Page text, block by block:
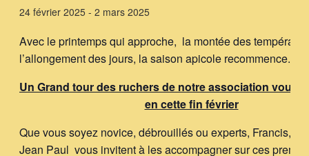
24 février 2025- 2 mars 2025
Avec le printemps qui approche, la montée des
l’allongement des jours, la saison apicole recommence.
Un Grand tour des ruchers de notre association vous
en cette fin février
Que vous soyez novice, débrouillés ou experts, Francis,
Jean Paul vous invitent à les accompagner sur ces